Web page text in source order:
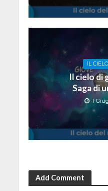
IL
Il cielo di
Saga di
1
Add Comment